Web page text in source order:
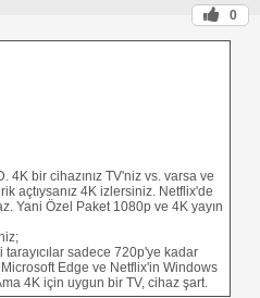
0
bir cihazınız TV'niz vs. varsa ve
açtıysanız 4K izlersiniz. Netflix'de
Yani Özel Paket 1080p ve 4K yayın
sadece 720p'ye kadar
Edge ve Netflix'in Windows
4K için uygun bir TV, cihaz şart.